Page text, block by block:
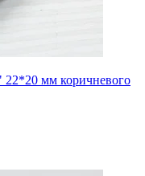
мм коричневого